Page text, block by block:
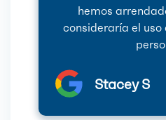
hemos
consideraría el
Stacey S